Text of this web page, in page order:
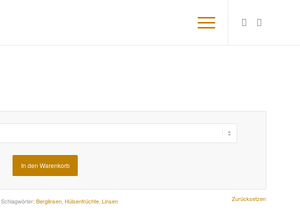
Zurücksetzen
In den Warenkorb
Schlagwörter:Berglinsen Hülsenfrüchte ,Linsen